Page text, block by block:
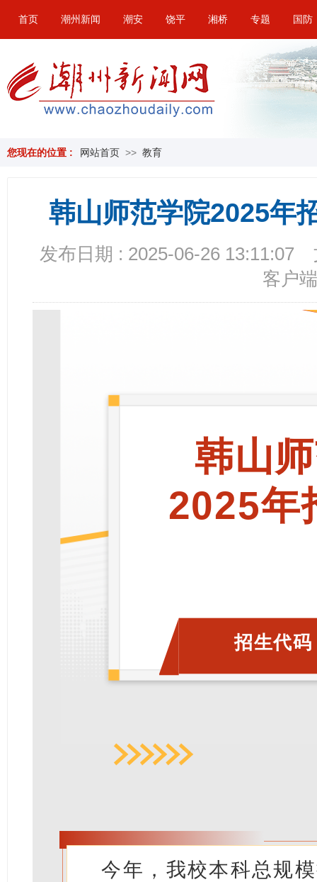
首页 潮州新闻 潮安 饶平 湘桥 专题 国防
您现在的位置 : 网站首页 >> 教育
韩山师范学院2025年
发布日期 : 2025-06-26 13:11:07
客户端
韩山
2025年
招生代
今年，我校本科总规